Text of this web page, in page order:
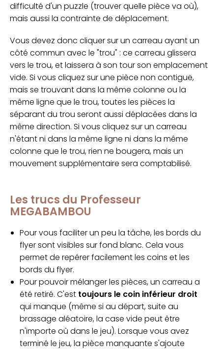
difficulté d'un puzzle (trouver quelle pièce va où),
mais aussi la contrainte de déplacement.
Vous devez donc cliquer sur un carreau ayant un
côté commun avec le "trou" : ce carreau glissera
vers le trou, et laissera à son tour son emplacement
vide. Si vous cliquez sur une pièce non contiguë,
mais se trouvant dans la même colonne ou la
même ligne que le trou, toutes les pièces la
séparant du trou seront aussi déplacées dans la
même direction. Si vous cliquez sur un carreau
n'étant ni dans la même ligne ni dans la même
colonne que le trou, rien ne bougera, mais un
mouvement supplémentaire sera comptabilisé.
Les trucs du Professeur
MEGABAMBOU
Pour vous faciliter un peu la tâche, les bords du
flyer sont visibles sur fond blanc. Cela vous
permet de repérer facilement les coins et les
bords du flyer.
Pour pouvoir mélanger les pièces, un carreau a
été retiré. C'est toujours le coin inférieur droit
qui manque (même si au départ, suite au
brassage aléatoire, la case vide peut être
n'importe où dans le jeu). Lorsque vous avez
terminé le jeu, la pièce manquante s'ajoute